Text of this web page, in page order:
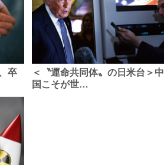
卒
＜〝運命共同体〟の日米台＞中
国こそが世…